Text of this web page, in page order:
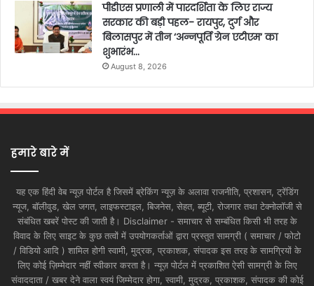
पीडीएस प्रणाली में पारदर्शिता के लिए राज्य
सरकार की बड़ी पहल- रायपुर, दुर्ग और
बिलासपुर में तीन ‘अन्नपूर्ति ग्रेन एटीएम‘ का
शुभारंभ…
August 8, 2026
हमारे बारे में
यह एक हिंदी वेब न्यूज़ पोर्टल है जिसमें ब्रेकिंग न्यूज़ के अलावा राजनीति, प्रशासन, ट्रेंडिंग
न्यूज, बॉलीवुड, खेल जगत, लाइफस्टाइल, बिजनेस, सेहत, ब्यूटी, रोजगार तथा टेक्नोलॉजी से
संबंधित खबरें पोस्ट की जाती है। Disclaimer - समाचार से सम्बंधित किसी भी तरह के
विवाद के लिए साइट के कुछ तत्वों में उपयोगकर्ताओं द्वारा प्रस्तुत सामग्री ( समाचार / फोटो
/ विडियो आदि ) शामिल होगी स्वामी, मुद्रक, प्रकाशक, संपादक इस तरह के सामग्रियों के
लिए कोई ज़िम्मेदार नहीं स्वीकार करता है। न्यूज़ पोर्टल में प्रकाशित ऐसी सामग्री के लिए
संवाददाता / खबर देने वाला स्वयं जिम्मेदार होगा, स्वामी, मुद्रक, प्रकाशक, संपादक की कोई